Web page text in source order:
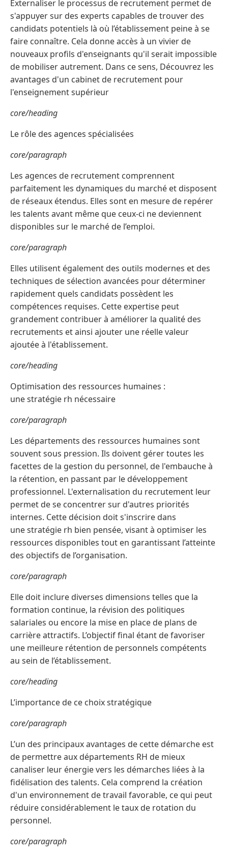
Externaliser le processus de recrutement permet de
s'appuyer sur des experts capables de trouver des
candidats potentiels là où l’établissement peine à se
faire connaître. Cela donne accès à un vivier de
nouveaux profils d'enseignants qu'il serait impossible
de mobiliser autrement. Dans ce sens, Découvrez les
avantages d'un cabinet de recrutement pour
l'enseignement supérieur
core/heading
Le rôle des agences spécialisées
core/paragraph
Les agences de recrutement comprennent
parfaitement les dynamiques du marché et disposent
de réseaux étendus. Elles sont en mesure de repérer
les talents avant même que ceux-ci ne deviennent
disponibles sur le marché de l’emploi.
core/paragraph
Elles utilisent également des outils modernes et des
techniques de sélection avancées pour déterminer
rapidement quels candidats possèdent les
compétences requises. Cette expertise peut
grandement contribuer à améliorer la qualité des
recrutements et ainsi ajouter une réelle valeur
ajoutée à l'établissement.
core/heading
Optimisation des ressources humaines :
une stratégie rh nécessaire
core/paragraph
Les départements des ressources humaines sont
souvent sous pression. Ils doivent gérer toutes les
facettes de la gestion du personnel, de l'embauche à
la rétention, en passant par le développement
professionnel. L'externalisation du recrutement leur
permet de se concentrer sur d'autres priorités
internes. Cette décision doit s'inscrire dans
une stratégie rh bien pensée, visant à optimiser les
ressources disponibles tout en garantissant l’atteinte
des objectifs de l’organisation.
core/paragraph
Elle doit inclure diverses dimensions telles que la
formation continue, la révision des politiques
salariales ou encore la mise en place de plans de
carrière attractifs. L’objectif final étant de favoriser
une meilleure rétention de personnels compétents
au sein de l’établissement.
core/heading
L’importance de ce choix stratégique
core/paragraph
L’un des principaux avantages de cette démarche est
de permettre aux départements RH de mieux
canaliser leur énergie vers les démarches liées à la
fidélisation des talents. Cela comprend la création
d'un environnement de travail favorable, ce qui peut
réduire considérablement le taux de rotation du
personnel.
core/paragraph